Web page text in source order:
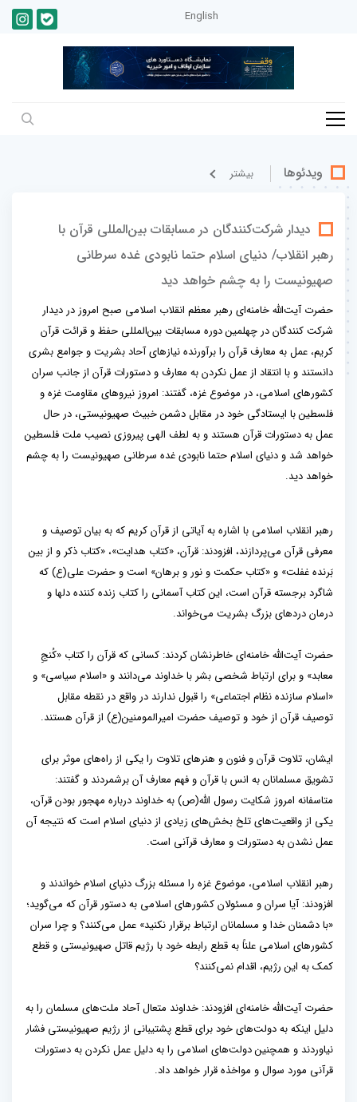
English
ویدئوها بيشتر
دیدار شرکت‌کنندگان در مسابقات بین‌المللی قرآن با
رهبر انقلاب/ دنیای اسلام حتما نابودی غده سرطانی
صهیونیست را به چشم خواهد دید
حضرت آیت‌الله خامنه‌ای رهبر معظم انقلاب اسلامی صبح امروز در دیدار
شرکت کنندگان در چهلمین دوره مسابقات بین‌المللی حفظ و قرائت قرآن
کریم، عمل به معارف قرآن را برآورنده نیازهای آحاد بشریت و جوامع بشری
دانستند و با انتقاد از عمل نکردن به معارف و دستورات قرآن از جانب سران
کشورهای اسلامی، در موضوع غزه، گفتند: امروز نیروهای مقاومت غزه و
فلسطین با ایستادگی خود در مقابل دشمن خبیث صهیونیستی، در حال
عمل به دستورات قرآن هستند و به لطف الهی پیروزی نصیب ملت فلسطین
خواهد شد و دنیای اسلام حتما نابودی غده سرطانی صهیونیست را به چشم
خواهد دید.
رهبر انقلاب اسلامی با اشاره به آیاتی از قرآن کریم که به بیان توصیف و
معرفی قرآن می‌پردازند، افزودند: قرآن، «کتاب هدایت»، «کتاب ذکر و از بین
بَرنده غفلت» و «کتاب حکمت و نور و برهان» است و حضرت علی(ع) که
شاگرد برجسته قرآن است، این کتاب آسمانی را کتاب زنده کننده دلها و
درمان دردهای بزرگ بشریت می‌خواند.
حضرت آیت‌الله خامنه‌ای خاطرنشان کردند: کسانی که قرآن را کتاب «کُنجِ
معابد» و برای ارتباط شخصی بشر با خداوند می‌دانند و «اسلام سیاسی» و
«اسلام سازنده نظام اجتماعی» را قبول ندارند در واقع در نقطه مقابل
توصیف قرآن از خود و توصیف حضرت امیرالمومنین(ع) از قرآن هستند.
ایشان، تلاوت قرآن و فنون و هنرهای تلاوت را یکی از راه‌های موثر برای
تشویق مسلمانان به انس با قرآن و فهم معارف آن برشمردند و گفتند:
متاسفانه امروز شکایت رسول الله(ص) به خداوند درباره مهجور بودن قرآن،
یکی از واقعیت‌های تلخ بخش‌های زیادی از دنیای اسلام است که نتیجه آن
عمل نشدن به دستورات و معارف قرآنی است.
رهبر انقلاب اسلامی، موضوع غزه را مسئله بزرگ دنیای اسلام خواندند و
افزودند: آیا سران و مسئولان کشورهای اسلامی به دستور قرآن که می‌گوید؛
«با دشمنان خدا و مسلمانان ارتباط برقرار نکنید» عمل می‌کنند؟ و چرا سران
کشورهای اسلامی علناً به قطع رابطه خود با رژیم قاتل صهیونیستی و قطع
کمک به این رژیم، اقدام نمی‌کنند؟
حضرت آیت‌الله خامنه‌ای افزودند: خداوند متعال آحاد ملت‌های مسلمان را به
دلیل اینکه به دولت‌های خود برای قطع پشتیبانی از رژیم صهیونیستی فشار
نیاوردند و همچنین دولت‌های اسلامی را به دلیل عمل نکردن به دستورات
قرآنی مورد سوال و مواخذه قرار خواهد داد.